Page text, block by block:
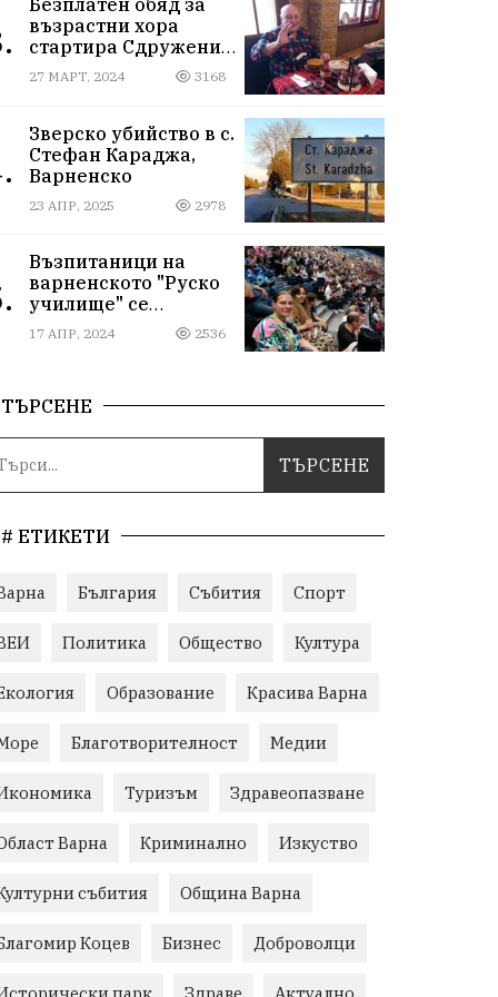
възрастни хора
стартира Сдружение
„Хора от народа“ във
Варна
27 МАРТ, 2024 3168
Зверско убийство в с.
Стефан Караджа,
Варненско
23 АПР, 2025 2978
Възпитаници на
варненското "Руско
училище" се
срещнаха на юбилея
си отвъд
17 АПР, 2024 2536
ТЪРСЕНЕ
# ЕТИКЕТИ
България Събития Спорт
Политика Общество Култура
Образование Красива Варна
Благотворителност Медии
Туризъм Здравеопазване
Варна Криминално Изкуство
събития Община Варна
Коцев Бизнес Доброволци
парк Здраве Актуално